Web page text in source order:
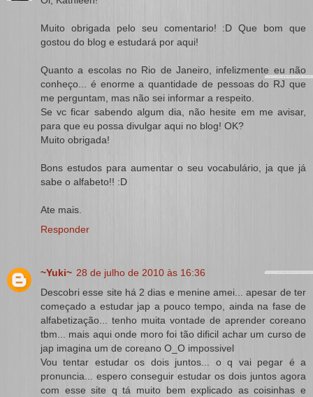
Muito obrigada pelo seu comentario! :D Que bom que
gostou do blog e estudará por aqui!
Quanto a escolas no Rio de Janeiro, infelizmente eu não
conheço... é enorme a quantidade de pessoas do RJ que
me perguntam, mas não sei informar a respeito.
Se vc ficar sabendo algum dia, não hesite em me avisar,
para que eu possa divulgar aqui no blog! OK?
Muito obrigada!
Bons estudos para aumentar o seu vocabulário, ja que já
sabe o alfabeto!! :D
Ate mais.
Responder
~Yuki~ 28 de julho de 2010 às 16:36
Descobri esse site há 2 dias e menine amei... apesar de ter
começado a estudar jap a pouco tempo, ainda na fase de
alfabetização... tenho muita vontade de aprender coreano
tbm... mais aqui onde moro foi tão dificil achar um curso de
jap imagina um de coreano O_O impossivel
Vou tentar estudar os dois juntos... o q vai pegar é a
pronuncia... espero conseguir estudar os dois juntos agora
com esse site q tá muito bem explicado as coisinhas e